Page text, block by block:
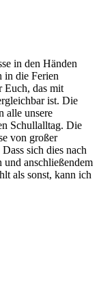
in den Händen
in die Ferien
Euch, das mit
ist. Die
alle unsere
Schullalltag. Die
von großer
sich dies nach
anschließendem
als sonst, kann ich